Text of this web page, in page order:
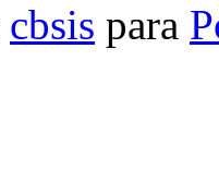
cbsis para